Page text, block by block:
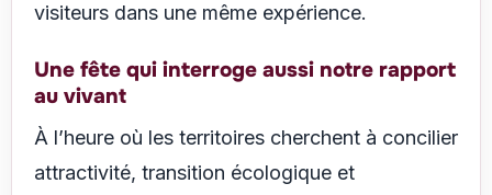
visiteurs dans une même expérience.
Une fête qui interroge aussi notre rapport
au vivant
À l’heure où les territoires cherchent à concilier
attractivité, transition écologique et